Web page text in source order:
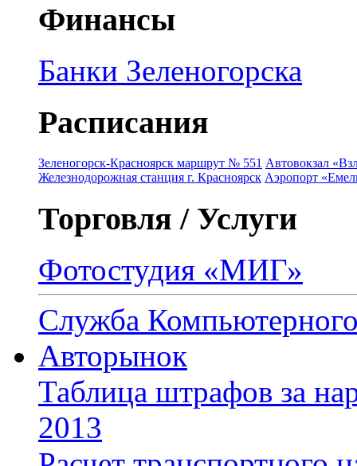
Финансы
Банки Зеленогорска
Расписания
Зеленогорск-Красноярск маршрут № 551 Автовокзал
Железнодорожная станция г. Красноярск Аэропорт
Торговля / Услуги
Фотостудия «МИГ»
Служба
Авторынок
Таблица штрафов за
2013